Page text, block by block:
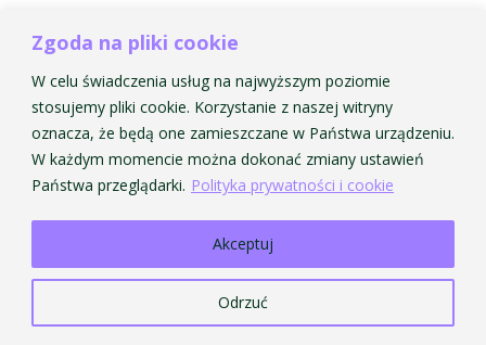
Zgoda na pliki cookie
W celu świadczenia usług na najwyższym poziomie
stosujemy pliki cookie. Korzystanie z naszej witryny
oznacza, że będą one zamieszczane w Państwa urządzeniu.
W każdym momencie można dokonać zmiany ustawień
Państwa przeglądarki. Polityka prywatności i cookie
Odrzuć
Akceptuj
Raport o stanie zapewniania dostępności jednostki
Akademia Muzyczna im. Krzysztofa Pendereckiego w
Krakowie
Strona Główna AMKP
Strona Główna BIP
zastrzeżone.